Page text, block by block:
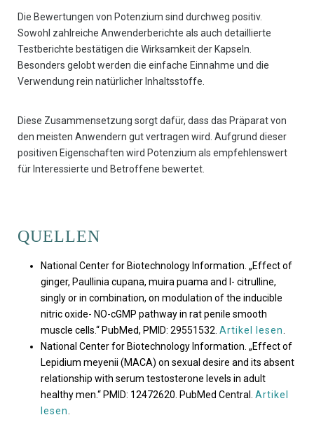
Die Bewertungen von Potenzium sind durchweg positiv.
Sowohl zahlreiche Anwenderberichte als auch detaillierte
Testberichte bestätigen die Wirksamkeit der Kapseln.
Besonders gelobt werden die einfache Einnahme und die
Verwendung rein natürlicher Inhaltsstoffe.
Diese Zusammensetzung sorgt dafür, dass das Präparat von
den meisten Anwendern gut vertragen wird. Aufgrund dieser
positiven Eigenschaften wird Potenzium als empfehlenswert
für Interessierte und Betroffene bewertet.
QUELLEN
National Center for Biotechnology Information. „Effect of
ginger, Paullinia cupana, muira puama and l- citrulline,
singly or in combination, on modulation of the inducible
nitric oxide- NO-cGMP pathway in rat penile smooth
muscle cells.“ PubMed, PMID: 29551532. Artikel lesen.
National Center for Biotechnology Information. „Effect of
Lepidium meyenii (MACA) on sexual desire and its absent
relationship with serum testosterone levels in adult
healthy men.“ PMID: 12472620. PubMed Central. Artikel
lesen.